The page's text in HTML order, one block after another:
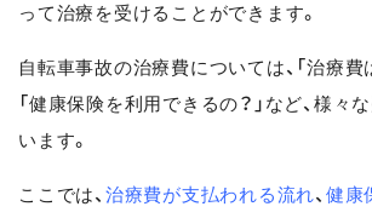
って治療を受けることができます。
自転車事故の治療費については、「治療費
「健康保険を利用できるの？」など、様々
います。
ここでは、 治療費が支払われる流れ、 健康